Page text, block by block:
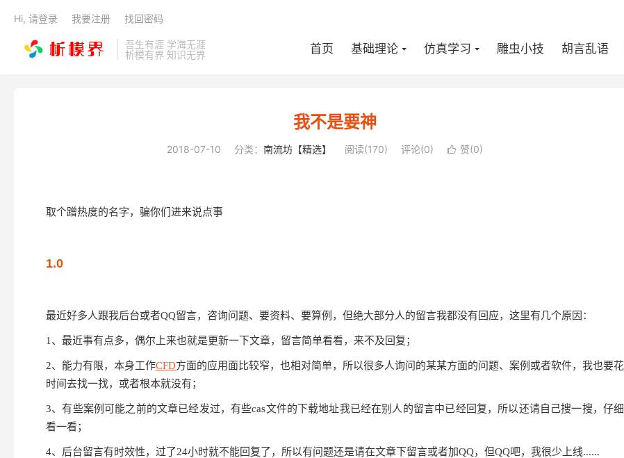
吾生有涯 学海无涯
析模有界 知识无界
首页 基础理论 仿真学习 雕虫小技 胡言乱语
Hi, 请登录 我要注册 找回密码
我不是要神
2018-07-10 分类： 南流坊【精选】 阅读(170) 评论(0)  赞(0)
取个蹭热度的名字，骗你们进来说点事
1.0
最近好多人跟我后台或者QQ留言，咨询问题、要资料、要算例，但绝大部分人的留言我都没有回应，这里有几个原因：
1、 最近事有点多，偶尔上来也就是更新一下文章，留言简单看看，来不及回复；
2、能力有限，本身工作CFD方面的应用面比较窄，也相对简单，所以很多人询问的某某方面的问题、案例 或者软件，我也要花
时间去找一找，或者根本就没有；
3、有些案例可能之前的文章已经发过，有些cas文件的下载地址我已经在别人的留言中已经回复，所以还请自己搜一搜，仔细
看一看；
4、后台留言有时效性，过了24小时就不能回复了，所以有问题还是请在文章下留言或者加QQ，但QQ吧，我很少上线......